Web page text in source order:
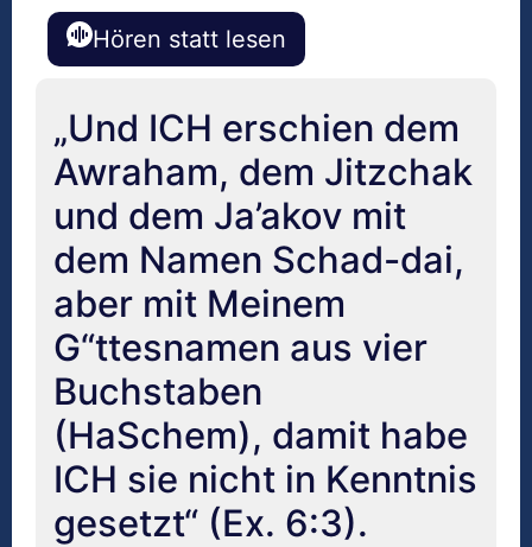
Hören statt lesen
„Und ICH erschien dem
Awraham, dem Jitzchak
und dem Ja’akov mit
dem Namen Schad-dai,
aber mit Meinem
G“ttesnamen aus vier
Buchstaben
(HaSchem), damit habe
ICH sie nicht in Kenntnis
gesetzt“ (Ex. 6:3).